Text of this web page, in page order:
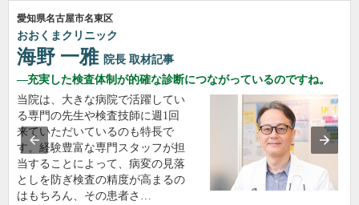
愛知県名古屋市名東区
おおくまクリニック
海野 一雅 院長 取材記事
充実した検査体制が的確な診断につながっているのですね。
当院は、大きな病院で活躍してい
る専門の先生や検査技師に週1回
来ていただいているのも特長で
す。経験豊富な専門スタッフが担
当することによって、病変の見落
としを防ぎ検査の精度が高まるの
はもちろん、その患者さ…